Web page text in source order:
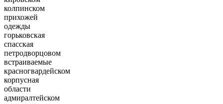
колпинском
прихожей
одежды
горьковская
спасская
петродворцовом
встраиваемые
красногвардейском
корпусная
области
адмиралтейском